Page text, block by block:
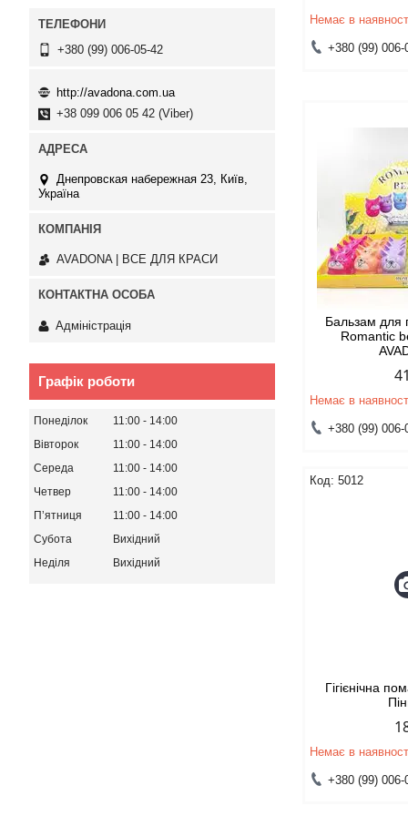
Немає в
+380 (99) 006-
Бальзам для
Romantic
Немає в
+380 (99) 006-
5012
Гігієнічна
Немає в
+380 (99) 006-
+380 (99) 006-05-42
http://avadona.com.ua
+38 099 006 05 42 (Viber)
Днепровская набережная 23, Київ,
Україна
AVADONA | ВСЕ ДЛЯ КРАСИ
Адміністрація
Графік роботи
Понеділок 11:00
14:00
Вівторок
11:00
14:00
Середа
11:00
14:00
Четвер
11:00
14:00
Пʼятниця
11:00
14:00
Субота
Вихідний
Неділя
Вихідний